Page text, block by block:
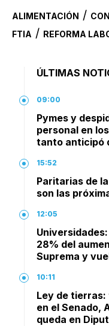
ALIMENTACIÓN /
FTIA / REFORMA
ÚLTIMAS
09:00
Pymes y
personal en
tanto anticipó
15:52
Paritarias de
son las
12:05
28% del
Suprema y
10:11
Ley de tierras:
en el Senado,
queda en